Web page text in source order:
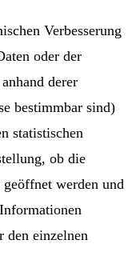
Verbesserung
oder der
derer
bestimmbar sind)
statistischen
ob die
werden und
den einzelnen